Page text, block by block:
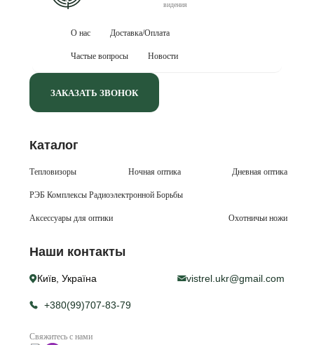
видения
О нас Доставка/Оплата
Частые вопросы Новости
ЗАКАЗАТЬ ЗВОНОК
Каталог
Тепловизоры Ночная оптика Дневная оптика
РЭБ Комплексы Радиоэлектронной Борьбы
Аксессуары для оптики Охотничьи ножи
Наши контакты
Київ, Україна vistrel.ukr@gmail.com
+380(99)707-83-79
Свяжитесь с нами